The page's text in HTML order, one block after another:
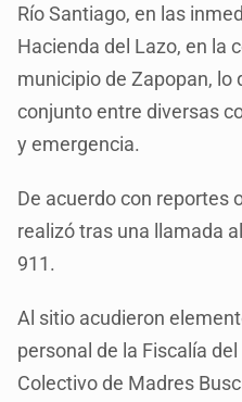
Río Santiago, en las
Hacienda del Lazo, en la
municipio de Zapopan, lo
conjunto entre diversas
y emergencia.
De acuerdo con reportes
realizó tras una llamada
911.
Al sitio acudieron
personal de la Fiscalía
Colectivo de Madres